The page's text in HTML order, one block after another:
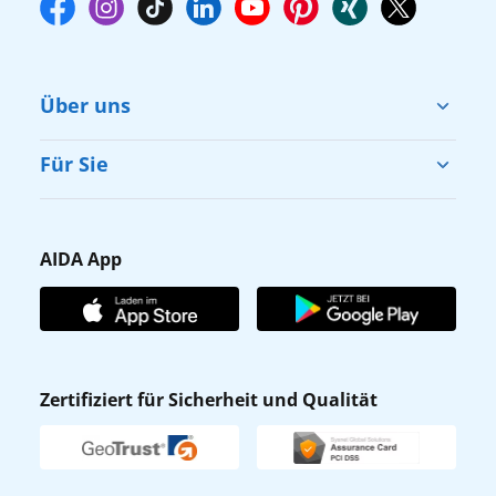
Über uns
Cruise & Help
Karriere
Affiliateprogramm
Verhaltens- & Ethikkodex
Newsletter
Für Sie
Gästefragebogen
AIDA Club
AIDA App
Zertifiziert für Sicherheit und Qualität